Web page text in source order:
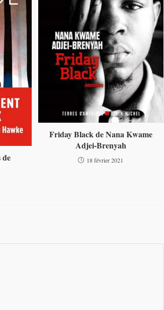
de
Friday Black de Nana Kwame
Adjei-Brenyah
18 février 2021